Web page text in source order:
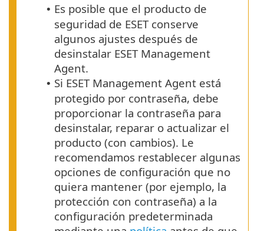
• Es posible que el producto de
seguridad de ESET conserve
algunos ajustes después de
desinstalar ESET Management
Agent.
• Si ESET Management Agent está
protegido por contraseña, debe
proporcionar la contraseña para
desinstalar, reparar o actualizar el
producto (con cambios). Le
recomendamos restablecer algunas
opciones de configuración que no
quiera mantener (por ejemplo, la
protección con contraseña) a la
configuración predeterminada